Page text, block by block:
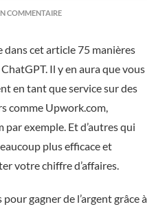
COMMENTAIRESUR
DE
DE
L’ARGENT
CHATGPT
cet article 75 manières
Il y en aura que vous
en tant que service sur des
comme Upwork.com,
par exemple. Et d’autres qui
plus efficace et
votre chiffre d’affaires.
pour gagner de l’argent grâce à